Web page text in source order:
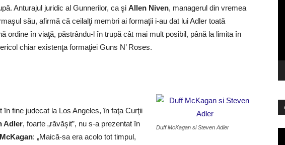
Anturajul juridic al Gunnerilor, ca şi Allen Niven, managerul din vremea
său, afirmă că ceilalţi membri ai formaţii i-au dat lui Adler toată
ordine în viaţă, păstrându-l în trupă cât mai mult posibil, până la limita în
chiar existenţa formaţiei Guns N’ Roses.
Duff McKagan si Steven Adler
în fine judecat la Los Angeles, în faţa Curţii
Adler, foarte „răvăşit”, nu s-a prezentat în
: „Maică-sa era acolo tot timpul,